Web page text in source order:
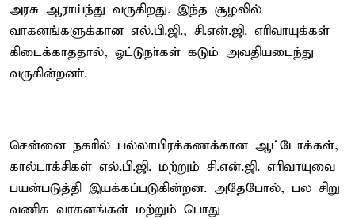
அரசு ஆராய்ந்து வருகிறது. இந்த சூழலில்
வாகனங்களுக்கான எல்.பி.ஜி., சி.என்.ஜி. எரிவாயுக்கள்
கிடைக்காததால், ஓட்டுநா்கள் கடும் அவதியடைந்து
வருகின்றனா்.
சென்னை நகரில் பல்லாயிரக்கணக்கான ஆட்டோக்கள்,
கால்டாக்சிகள் எல்.பி.ஜி. மற்றும் சி.என்.ஜி. எரிவாயுவை
பயன்படுத்தி இயக்கப்படுகின்றன. அதேபோல், பல சிறு
வணிக வாகனங்கள் மற்றும் பொது